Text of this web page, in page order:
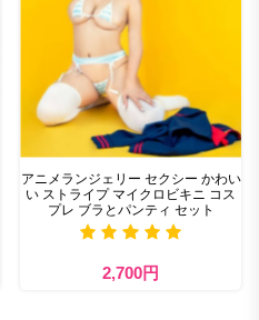
アニメランジェリー セクシー かわい
い ストライプ マイクロビキニ コス
プレ ブラとパンティ セット
2,700円